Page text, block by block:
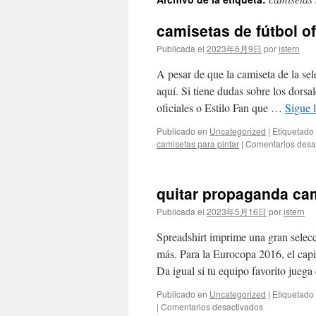
contenido
camisetas de fútbol
Publicada el 2023年6月9日 poristern
A pesar de que la camiseta de la
aquí. Si tiene dudas sobre los
oficiales o Estilo Fan que … Sigue
Publicado en Uncategorized | Etiquetado
camisetas para pintar | Comentarios
quitar propaganda
Publicada el 2023年5月16日 poristern
Spreadshirt imprime una gran
más. Para la Eurocopa 2016, el
Da igual si tu equipo favorito
Publicado en Uncategorized | Etiquetado
| Comentarios desactivadosen